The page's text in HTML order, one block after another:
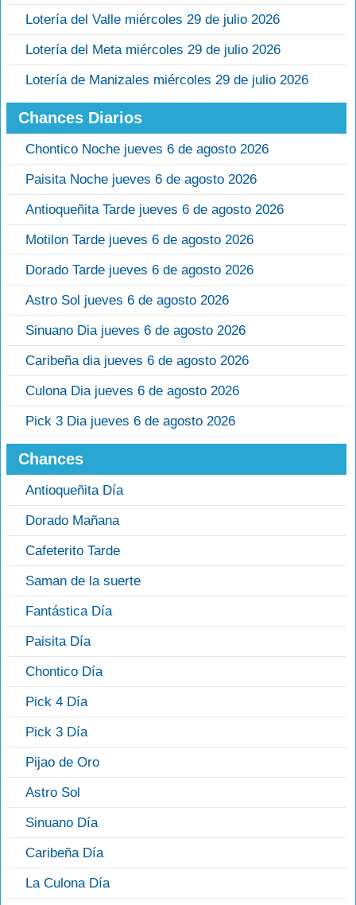
Lotería del Valle miércoles 29 de julio 2026
Lotería del Meta miércoles 29 de julio 2026
Lotería de Manizales miércoles 29 de julio 2026
Chances Diarios
Chontico Noche jueves 6 de agosto 2026
Paisita Noche jueves 6 de agosto 2026
Antioqueñita Tarde jueves 6 de agosto 2026
Motilon Tarde jueves 6 de agosto 2026
Dorado Tarde jueves 6 de agosto 2026
Astro Sol jueves 6 de agosto 2026
Sinuano Dia jueves 6 de agosto 2026
Caribeña dia jueves 6 de agosto 2026
Culona Dia jueves 6 de agosto 2026
Pick 3 Dia jueves 6 de agosto 2026
Chances
Antioqueñita Día
Dorado Mañana
Cafeterito Tarde
Saman de la suerte
Fantástica Día
Paisita Día
Chontico Día
Pick 4 Día
Pick 3 Día
Pijao de Oro
Astro Sol
Sinuano Día
Caribeña Día
La Culona Día